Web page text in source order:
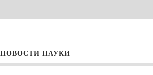
НОВОСТИ НАУКИ